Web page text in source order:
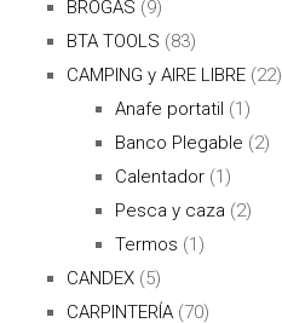
BROGAS (9)
BTA TOOLS (83)
CAMPING y AIRE LIBRE (22)
Anafe portatil (1)
Banco Plegable (2)
Calentador (1)
Pesca y caza (2)
Termos (1)
CANDEX (5)
CARPINTERÍA (70)